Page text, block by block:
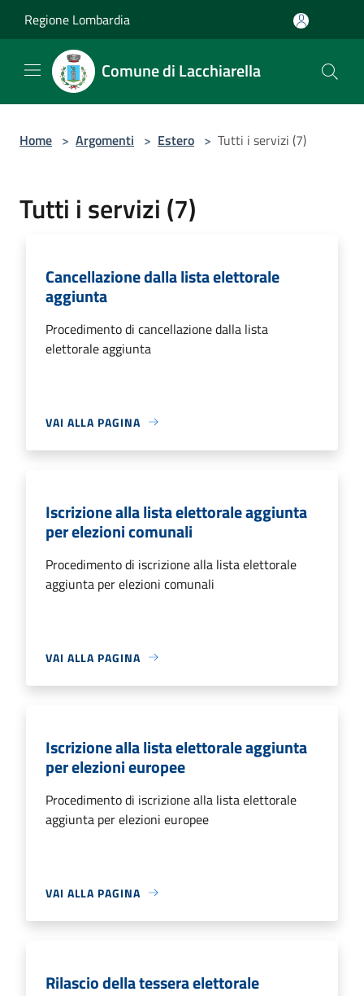
Regione Lombardia
Comune di Lacchiarella
Home > Argomenti > Estero > Tutti i servizi (7)
Tutti i servizi (7)
Cancellazione dalla lista elettorale
aggiunta
Procedimento di cancellazione dalla lista
elettorale aggiunta
VAI ALLA PAGINA
Iscrizione alla lista elettorale aggiunta
per elezioni comunali
Procedimento di iscrizione alla lista elettorale
aggiunta per elezioni comunali
VAI ALLA PAGINA
Iscrizione alla lista elettorale aggiunta
per elezioni europee
Procedimento di iscrizione alla lista elettorale
aggiunta per elezioni europee
VAI ALLA PAGINA
Rilascio della tessera elettorale